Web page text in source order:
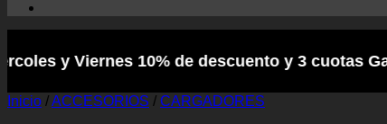
10% de descuento y 3 cuotas Galicia
Inicio /ACCESORIOS / CARGADORES